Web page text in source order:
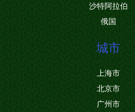
沙特阿拉伯
俄国
城市
上海市
北京市
广州市